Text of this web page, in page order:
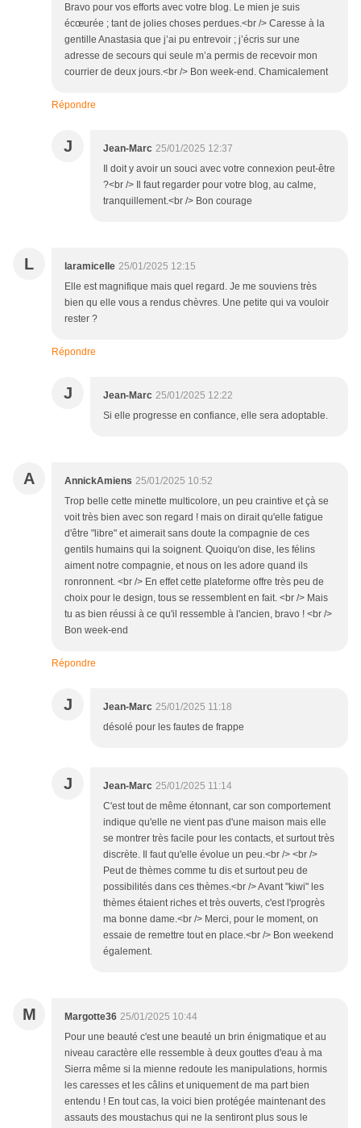
Bravo pour vos efforts avec votre blog. Le mien je suis
écœurée ; tant de jolies choses perdues.<br /> Caresse à la
gentille Anastasia que j’ai pu entrevoir ; j’écris sur une
adresse de secours qui seule m’a permis de recevoir mon
courrier de deux jours.<br /> Bon week-end. Chamicalement
Répondre
J Jean-Marc 25/01/2025 12:37
Il doit y avoir un souci avec votre connexion peut-être
?<br /> Il faut regarder pour votre blog, au calme,
tranquillement.<br /> Bon courage
L laramicelle 25/01/2025 12:15
Elle est magnifique mais quel regard. Je me souviens très
bien qu elle vous a rendus chèvres. Une petite qui va vouloir
rester ?
Répondre
J Jean-Marc 25/01/2025 12:22
Si elle progresse en confiance, elle sera adoptable.
A AnnickAmiens 25/01/2025 10:52
Trop belle cette minette multicolore, un peu craintive et çà se
voit très bien avec son regard ! mais on dirait qu'elle fatigue
d'être "libre" et aimerait sans doute la compagnie de ces
gentils humains qui la soignent. Quoiqu'on dise, les félins
aiment notre compagnie, et nous on les adore quand ils
ronronnent. <br /> En effet cette plateforme offre très peu de
choix pour le design, tous se ressemblent en fait. <br /> Mais
tu as bien réussi à ce qu'il ressemble à l'ancien, bravo ! <br />
Bon week-end
Répondre
J Jean-Marc 25/01/2025 11:18
désolé pour les fautes de frappe
J Jean-Marc 25/01/2025 11:14
C'est tout de même étonnant, car son comportement
indique qu'elle ne vient pas d'une maison mais elle
se montrer très facile pour les contacts, et surtout très
discrète. Il faut qu'elle évolue un peu.<br /> <br />
Peut de thèmes comme tu dis et surtout peu de
possibilités dans ces thèmes.<br /> Avant "kiwi" les
thèmes étaient riches et très ouverts, c'est l'progrès
ma bonne dame.<br /> Merci, pour le moment, on
essaie de remettre tout en place.<br /> Bon weekend
également.
M Margotte36 25/01/2025 10:44
Pour une beauté c'est une beauté un brin énigmatique et au
niveau caractère elle ressemble à deux gouttes d'eau à ma
Sierra même si la mienne redoute les manipulations, hormis
les caresses et les câlins et uniquement de ma part bien
entendu ! En tout cas, la voici bien protégée maintenant des
assauts des moustachus qui ne la sentiront plus sous le